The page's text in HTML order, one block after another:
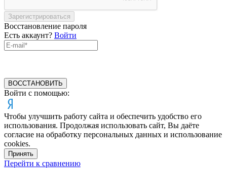
Зарегистрироваться
Восстановление пароля
Есть аккаунт? Войти
ВОССТАНОВИТЬ
Войти с помощью:
Чтобы улучшить работу сайта и обеспечить удобство его
использования. Продолжая использовать сайт, Вы даёте
согласие на обработку персональных данных и использование
cookies.
Принять
Перейти к сравнению